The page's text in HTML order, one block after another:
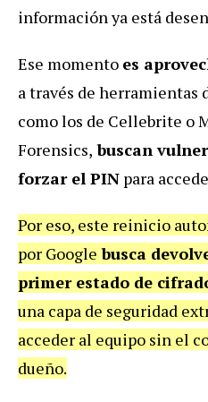
información ya está
Ese momento es
a través de herramientas
como los de Cellebrite o
Forensics, buscan
forzar el PIN para
Por eso, este reinicio
por Google busca
primer estado de
una capa de seguridad
acceder al equipo sin el
dueño.